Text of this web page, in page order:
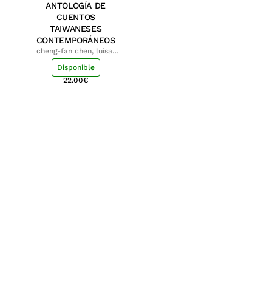
ANTOLOGÍA DE
CUENTOS
TAIWANESES
CONTEMPORÁNEOS
cheng-fan chen, luisa;
shu-ying chang, luisa
Disponible
22.00€